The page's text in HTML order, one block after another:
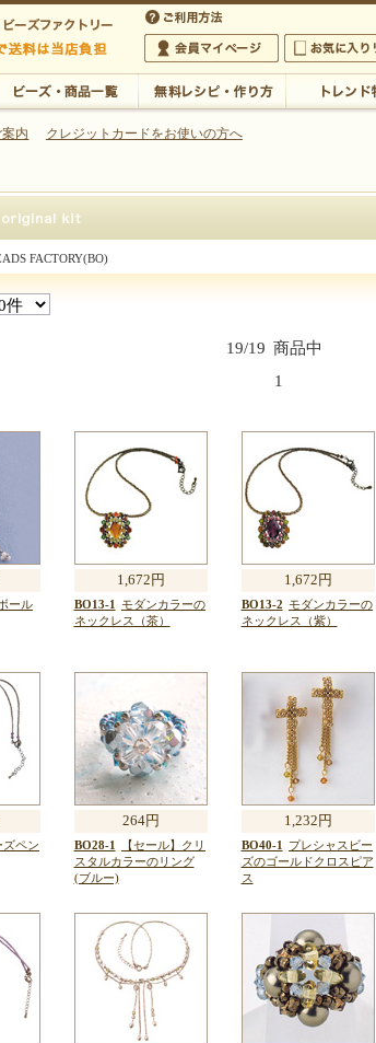
ーの専門店
ーズファクトリー 5,000円以上のご注文で送料は当店が負担
上のご注文で送料は当店が負担いたします
会員マイページ
お気に入りリ
内 クレジットカードをお使いの方へ
FACTORY(BO)
19/19 商品中
1
ール
1,672円
BO13-1 モダンカラーの
ネックレス（茶）
1,672円
BO13-2 モダンカラーの
ネックレス（紫）
ズペン
264円
BO28-1
【セール】クリ
スタルカラーのリング
(ブルー)
1,232円
BO40-1
プレシャスビー
ズのゴールドクロスピア
ス